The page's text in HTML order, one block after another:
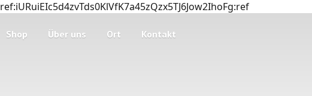
ref:iURuiEIc5d4zvTds0KlVfK7a45zQzx5TJ6Jow2IhoFg:ref
Shop Über uns Ort Kontakt